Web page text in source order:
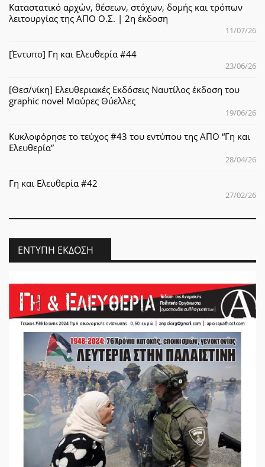
Καταστατικό αρχών, θέσεων, στόχων, δομής και τρόπων
λειτουργίας της ΑΠΟ Ο.Σ. | 2η έκδοση
11/07/26
[Έντυπο] Γη και Ελευθερία #44
23/06/26
[Θεσ/νίκη] Ελευθεριακές Εκδόσεις Ναυτίλος έκδοση του
graphic novel Μαύρες Θύελλες
19/06/26
Κυκλοφόρησε το τεύχος #43 του εντύπου της ΑΠΟ “Γη και
Ελευθερία”
28/04/26
Γη και Ελευθερία #42
27/02/26
ΈΝΤΥΠΗ ΈΚΔΟΣΗ